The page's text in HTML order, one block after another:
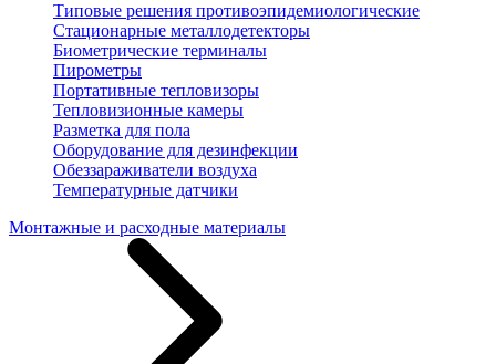
Типовые решения противоэпидемиологические
Стационарные металлодетекторы
Биометрические терминалы
Пирометры
Портативные тепловизоры
Тепловизионные камеры
Разметка для пола
Оборудование для дезинфекции
Обеззараживатели воздуха
Температурные датчики
Монтажные и расходные материалы